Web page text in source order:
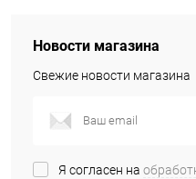
Новости магазина
Свежие новости магазина
Я согласен на